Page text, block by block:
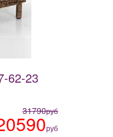
62-23
31790руб
руб